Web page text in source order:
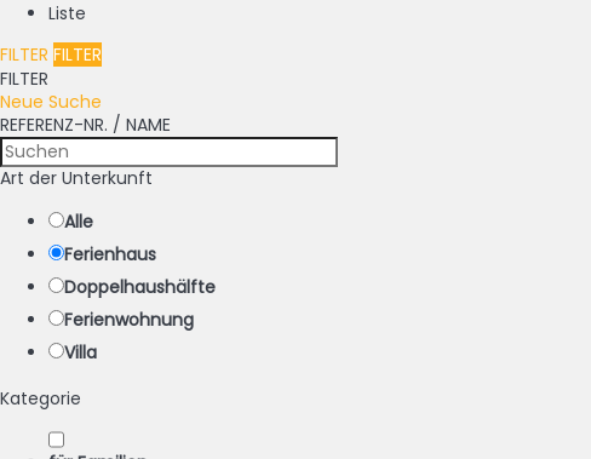
Liste
FILTER FILTER
FILTER
Neue Suche
REFERENZ-NR. / NAME
Art der Unterkunft
Alle
Ferienhaus
Doppelhaushälfte
Ferienwohnung
Villa
Kategorie